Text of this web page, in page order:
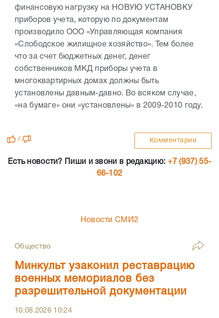
финансовую нагрузку на НОВУЮ УСТАНОВКУ
приборов учета, которую по документам
производило ООО «Управляющая компания
«Слободское жилищное хозяйство». Тем более
что за счет бюджетных денег, денег
собственников МКД приборы учета в
многоквартирных домах должны быть
установлены давным-давно. Во всяком случае,
«на бумаге» они «установлены» в 2009-2010 году.
/ Комментарии
Есть новости? Пиши и звони в редакцию: +7 (937) 55-
66-102
Новости СМИ2
Общество
Минкульт узаконил реставрацию
военных мемориалов без
разрешительной документации
10.08.2026 10:24